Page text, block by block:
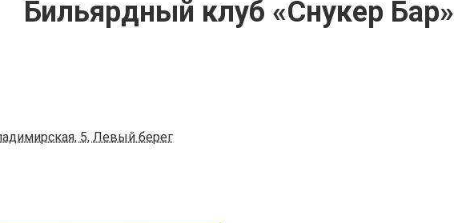
Бильярдный клуб «Снукер Бар»
5, Левый берег